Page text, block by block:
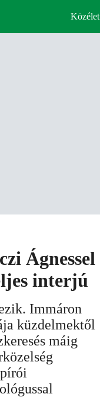
Közélet
Ágnessel
interjú
Immáron
küzdelmektől
máig